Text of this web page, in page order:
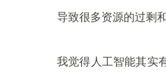
导致很多资源的过剩
我觉得人工智能其实